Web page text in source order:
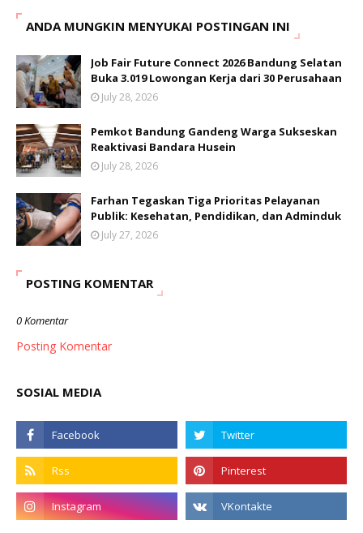
ANDA MUNGKIN MENYUKAI POSTINGAN INI
Job Fair Future Connect 2026 Bandung Selatan
Buka 3.019 Lowongan Kerja dari 30 Perusahaan
July 28, 2026
Pemkot Bandung Gandeng Warga Sukseskan
Reaktivasi Bandara Husein
July 28, 2026
Farhan Tegaskan Tiga Prioritas Pelayanan
Publik: Kesehatan, Pendidikan, dan Adminduk
July 27, 2026
POSTING KOMENTAR
0 Komentar
Posting Komentar
SOSIAL MEDIA